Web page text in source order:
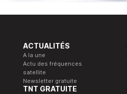
ACTUALITÉS
A la une
Actu des fréquences
satellite
Newsletter gratuite
TNT GRATUITE